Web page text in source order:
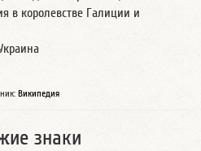
в королевстве Галиции и
Википедия
знаки